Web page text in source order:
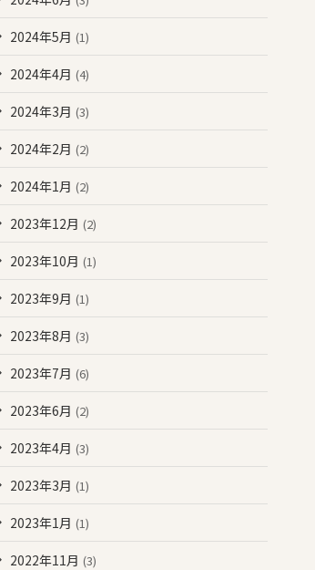
2024年5月 (1)
2024年4月 (4)
2024年3月 (3)
2024年2月 (2)
2024年1月 (2)
2023年12月 (2)
2023年10月 (1)
2023年9月 (1)
2023年8月 (3)
2023年7月 (6)
2023年6月 (2)
2023年4月 (3)
2023年3月 (1)
2023年1月 (1)
2022年11月 (3)